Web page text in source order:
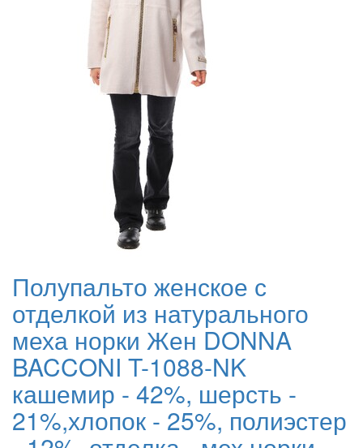
Полупальто женское с
отделкой из натурального
меха норки Жен DONNA
BACCONI T-1088-NK
кашемир - 42%, шерсть -
21%,хлопок - 25%, полиэстер